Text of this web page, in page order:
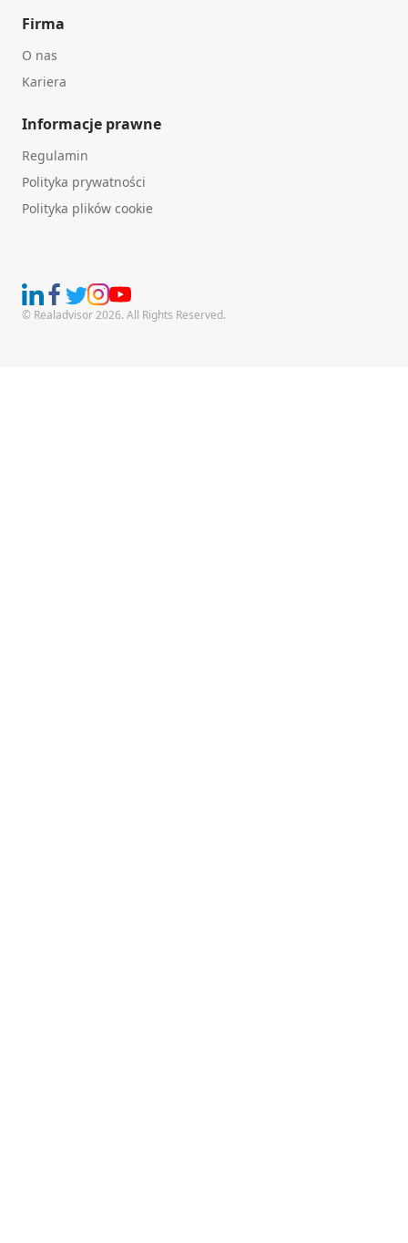
Firma
O nas
Kariera
Informacje prawne
Regulamin
Polityka prywatności
Polityka plików cookie
© Realadvisor 2026. All Rights Reserved.